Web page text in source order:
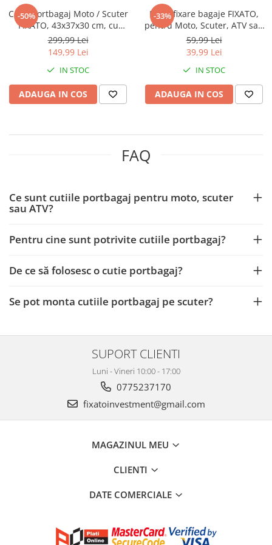
-50%
Cutie Portbagaj Moto / Scuter
FIXATO, 43x37x30 cm, cu
cheie și sistem antifurt, Negru
cu Rosu
299,99 Lei
149,99 Lei
IN STOC
ADAUGA IN COS
-33%
Plasa fixare bagaje FIXATO,
pentru Moto, Scuter, ATV sau
Bicicleta, fixare rapida cu
carlige metalice, Negru,
40*40cm
59,99 Lei
39,99 Lei
IN STOC
ADAUGA IN COS
FAQ
Ce sunt cutiile portbagaj pentru moto, scuter
sau ATV?
Pentru cine sunt potrivite cutiile portbagaj?
De ce să folosesc o cutie portbagaj?
Se pot monta cutiile portbagaj pe scuter?
SUPORT CLIENTI
Luni - Vineri 10:00 - 17:00
0775237170
fixatoinvestment@gmail.com
MAGAZINUL MEU
CLIENTI
DATE COMERCIALE